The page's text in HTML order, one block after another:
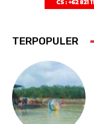
TERPOPULER